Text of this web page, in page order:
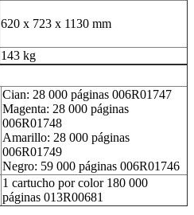
620 x 723 x 1130 mm
143 kg
Cian: 28 000 páginas 006R01747
Magenta: 28 000 páginas
006R01748
Amarillo: 28 000 páginas
006R01749
Negro: 59 000 páginas 006R01746
1 cartucho por color 180 000
páginas 013R00681